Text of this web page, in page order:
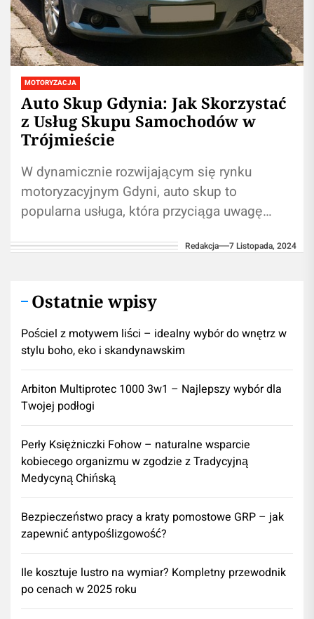
MOTORYZACJA
Auto Skup Gdynia: Jak Skorzystać
z Usług Skupu Samochodów w
Trójmieście
W dynamicznie rozwijającym się rynku
motoryzacyjnym Gdyni, auto skup to
popularna usługa, która przyciąga uwagę
obliczu rosnącej liczby samochodów na...
Redakcja 7 Listopada, 2024
Ostatnie wpisy
Pościel z motywem liści – idealny wybór do wnętrz w
stylu boho, eko i skandynawskim
Arbiton Multiprotec 1000 3w1 – Najlepszy wybór dla
Twojej podłogi
Perły Księżniczki Fohow – naturalne wsparcie
kobiecego organizmu w zgodzie z Tradycyjną
Medycyną Chińską
Bezpieczeństwo pracy a kraty pomostowe GRP – jak
zapewnić antypoślizgowość?
Ile kosztuje lustro na wymiar? Kompletny przewodnik
po cenach w 2025 roku